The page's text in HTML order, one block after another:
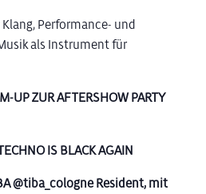
Performance- und
als Instrument für
UP ZUR AFTERSHOW PARTY
IS BLACK AGAIN
@tiba_cologne Resident, mit